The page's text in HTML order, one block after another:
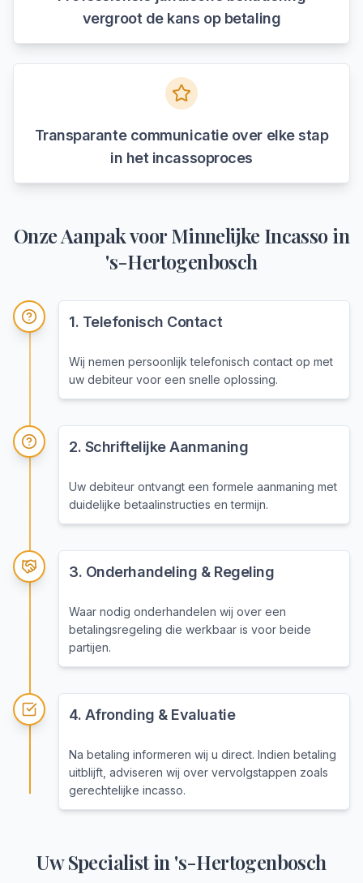
vergroot de kans op betaling
Transparante communicatie over elke stap
in het incassoproces
Onze Aanpak voorMinnelijke Incassoin
's-Hertogenbosch
1. Telefonisch Contact
Wij nemen persoonlijk telefonisch contact op met
uw debiteur voor een snelle oplossing.
2. Schriftelijke Aanmaning
Uw debiteur ontvangt een formele aanmaning met
duidelijke betaalinstructies en termijn.
3. Onderhandeling & Regeling
Waar nodig onderhandelen wij over een
betalingsregeling die werkbaar is voor beide
partijen.
4. Afronding & Evaluatie
Na betaling informeren wij u direct. Indien betaling
uitblijft, adviseren wij over vervolgstappen zoals
gerechtelijke incasso.
Uw Specialist in 's-Hertogenbosch